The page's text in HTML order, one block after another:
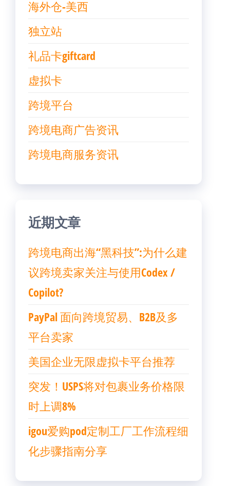
海外仓-美西
独立站
礼品卡giftcard
虚拟卡
跨境平台
跨境电商广告资讯
跨境电商服务资讯
近期文章
跨境电商出海“黑科技”:为什么建
议跨境卖家关注与使用Codex /
Copilot?
PayPal 面向跨境贸易、B2B及多
平台卖家
美国企业无限虚拟卡平台推荐
突发！USPS将对包裹业务价格限
时上调8%
igou爱购pod定制工厂工作流程细
化步骤指南分享